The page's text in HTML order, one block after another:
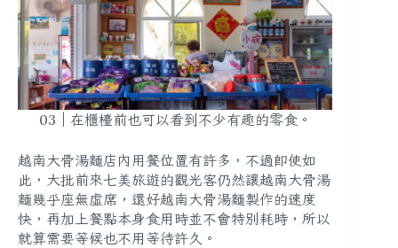
03｜在櫃檯前也可以看到不少有趣的零食。
越南大骨湯麵店內用餐位置有許多，不過即使如
此，大批前來七美旅遊的觀光客仍然讓越南大骨湯
麵幾乎座無虛席，還好越南大骨湯麵製作的速度
快，再加上餐點本身食用時並不會特別耗時，所以
就算需要等候也不用等待許久。